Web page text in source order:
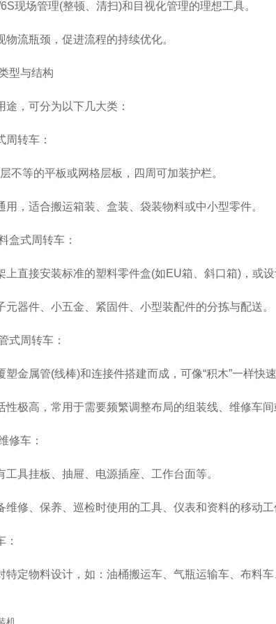
场管理(整顿、清扫)和目视化管理的理想工具。
流瓶颈，促进流程的持续优化。
与结构
，可分为以下几大类：
转车：
等的平板或网格层板，四周可加装护栏。
适合搬运箱装、盒装、袋装物料或中小型零件。
式周转车：
接安装标准的塑料零件盒(如EU箱、斜口箱)，或设
件、小五金、紧固件、小型装配件的分拣与配送。
周转车：
属管(线棒)和连接件搭建而成，可像“积木”一样快速
高，常用于需要频繁调整布局的组装线、维修车间
车：
具挂板、抽屉、电源插座、工作台面等。
、保养、巡检时使用的工具、仪表和资料的移动工
物料设计，如：油桶搬运车、气瓶运输车、布料车